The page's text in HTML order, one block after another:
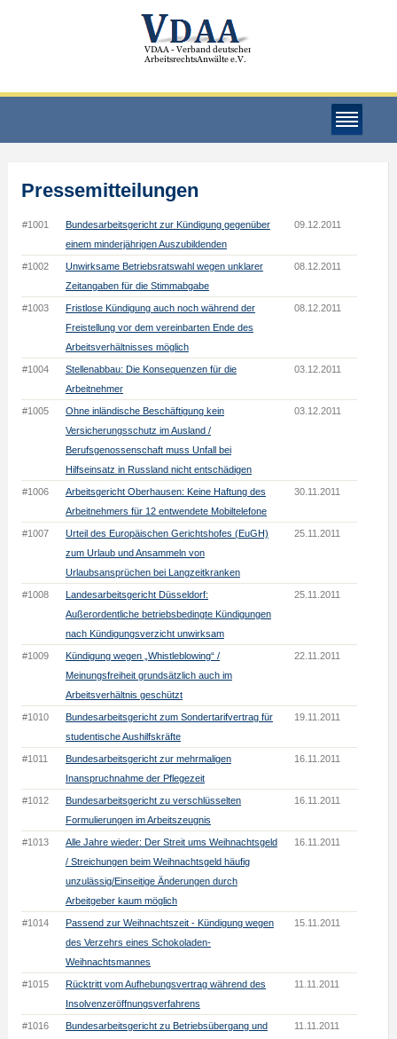
Pressemitteilungen
#1001
Bundesarbeitsgericht zur Kündigung gegenüber
einem minderjährigen Auszubildenden
09.12.2011
#1002
Unwirksame Betriebsratswahl wegen unklarer
Zeitangaben für die Stimmabgabe
08.12.2011
#1003
Fristlose Kündigung auch noch während der
Freistellung vor dem vereinbarten Ende des
Arbeitsverhältnisses möglich
08.12.2011
#1004
Stellenabbau: Die Konsequenzen für die
Arbeitnehmer
03.12.2011
#1005
Ohne inländische Beschäftigung kein
Versicherungsschutz im Ausland /
Berufsgenossenschaft muss Unfall bei
Hilfseinsatz in Russland nicht entschädigen
03.12.2011
#1006
Arbeitsgericht Oberhausen: Keine Haftung des
Arbeitnehmers für 12 entwendete Mobiltelefone
30.11.2011
#1007
Urteil des Europäischen Gerichtshofes (EuGH)
zum Urlaub und Ansammeln von
Urlaubsansprüchen bei Langzeitkranken
25.11.2011
#1008
Landesarbeitsgericht Düsseldorf:
Außerordentliche betriebsbedingte Kündigungen
nach Kündigungsverzicht unwirksam
25.11.2011
#1009
Kündigung wegen „Whistleblowing“ /
Meinungsfreiheit grundsätzlich auch im
Arbeitsverhältnis geschützt
22.11.2011
#1010
Bundesarbeitsgericht zum Sondertarifvertrag für
studentische Aushilfskräfte
19.11.2011
#1011
Bundesarbeitsgericht zur mehrmaligen
Inanspruchnahme der Pflegezeit
16.11.2011
#1012
Bundesarbeitsgericht zu verschlüsselten
Formulierungen im Arbeitszeugnis
16.11.2011
#1013
Alle Jahre wieder: Der Streit ums Weihnachtsgeld
/ Streichungen beim Weihnachtsgeld häufig
unzulässig/Einseitige Änderungen durch
Arbeitgeber kaum möglich
16.11.2011
#1014
Passend zur Weihnachtszeit - Kündigung wegen
des Verzehrs eines Schokoladen-
Weihnachtsmannes
15.11.2011
#1015
Rücktritt vom Aufhebungsvertrag während des
Insolvenzeröffnungsverfahrens
11.11.2011
#1016
Bundesarbeitsgericht zu Betriebsübergang und
11.11.2011